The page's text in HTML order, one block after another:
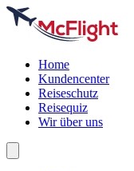
Home
Kundencenter
Reiseschutz
Reisequiz
Wir über uns